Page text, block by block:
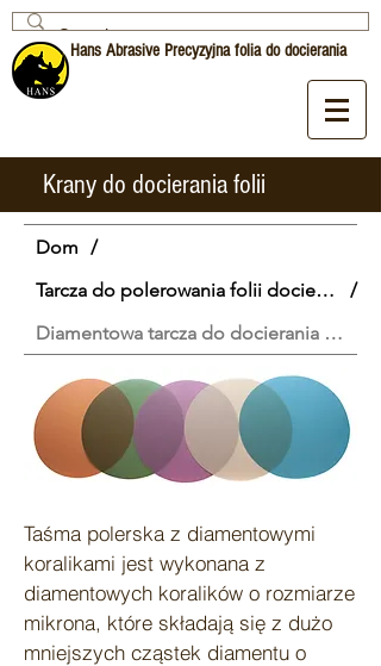
Hans Abrasive Precyzyjna folia do docierania
Krany do docierania folii
Dom /
Tarcza do polerowania folii docierającej
/
Diamentowa tarcza do docierania folii
Taśma polerska z diamentowymi
koralikami jest wykonana z
diamentowych koralików o rozmiarze
mikrona, które składają się z dużo
mniejszych cząstek diamentu o